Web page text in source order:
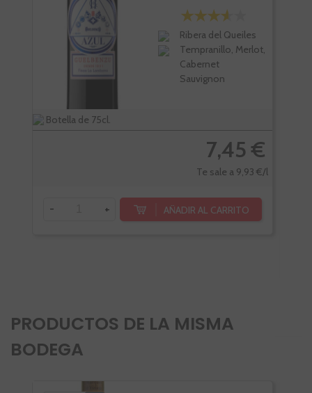
Ribera del Queiles
Tempranillo, Merlot,
Cabernet
Sauvignon
Botella de 75cl.
7,45 €
Te sale a 9,93 €/l
- + AÑADIR AL CARRITO
PRODUCTOS DE LA MISMA
BODEGA